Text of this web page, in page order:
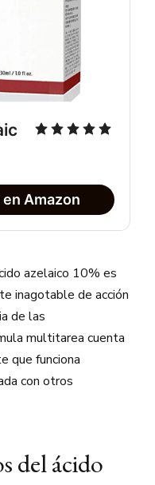
Amazon
azelaico 10% es
inagotable de acción
de las
multitarea cuenta
que funciona
con otros
del ácido